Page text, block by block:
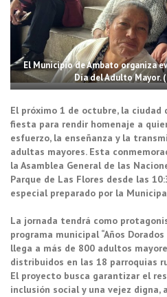
El Municipio de Ambato organiza
Día del Adulto Mayor.
El próximo 1 de octubre, la ciudad
fiesta para rendir homenaje a
esfuerzo, la enseñanza y la
adultas mayores. Esta
la Asamblea General de las
Parque de Las Flores desde las
especial preparado por la
La jornada tendrá como
programa municipal “Años
llega a más de 800 adultos
distribuidos en las 18 parroquias
El proyecto busca garantizar el
inclusión social y una vejez digna,